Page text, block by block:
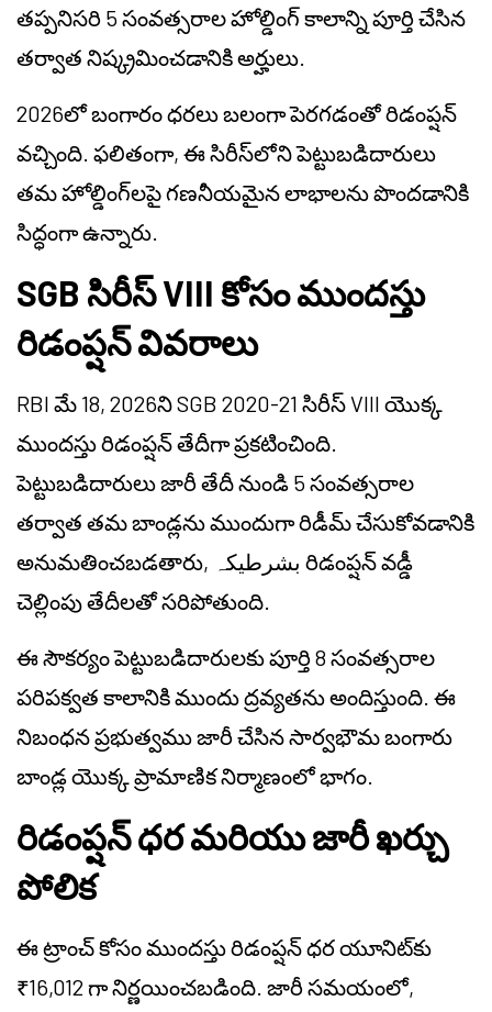
తప్పనిసరి 5 సంవత్సరాల హోల్డింగ్ కాలాన్ని పూర్తి చేసిన
తర్వాత నిష్క్రమించడానికి అర్హులు.
2026లో బంగారం ధరలు బలంగా పెరగడంతో రిడంప్షన్
వచ్చింది. ఫలితంగా, ఈ సిరీస్‌లోని పెట్టుబడిదారులు
తమ హోల్డింగ్‌లపై గణనీయమైన లాభాలను పొందడానికి
సిద్ధంగా ఉన్నారు.
SGB సిరీస్ VIII కోసం ముందస్తు
రిడంప్షన్ వివరాలు
RBI మే 18, 2026ని SGB 2020-21 సిరీస్ VIII యొక్క
ముందస్తు రిడంప్షన్ తేదీగా ప్రకటించింది.
పెట్టుబడిదారులు జారీ తేదీ నుండి 5 సంవత్సరాల
తర్వాత తమ బాండ్లను ముందుగా రిడీమ్ చేసుకోవడానికి
అనుమతించబడతారు, بشرطیکہ రిడంప్షన్ వడ్డీ
చెల్లింపు తేదీలతో సరిపోతుంది.
ఈ సౌకర్యం పెట్టుబడిదారులకు పూర్తి 8 సంవత్సరాల
పరిపక్వత కాలానికి ముందు ద్రవ్యతను అందిస్తుంది. ఈ
నిబంధన ప్రభుత్వము జారీ చేసిన సార్వభౌమ బంగారు
బాండ్ల యొక్క ప్రామాణిక నిర్మాణంలో భాగం.
రిడంప్షన్ ధర మరియు జారీ ఖర్చు
పోలిక
ఈ ట్రాంచ్ కోసం ముందస్తు రిడంప్షన్ ధర యూనిట్‌కు
₹16,012 గా నిర్ణయించబడింది. జారీ సమయంలో,